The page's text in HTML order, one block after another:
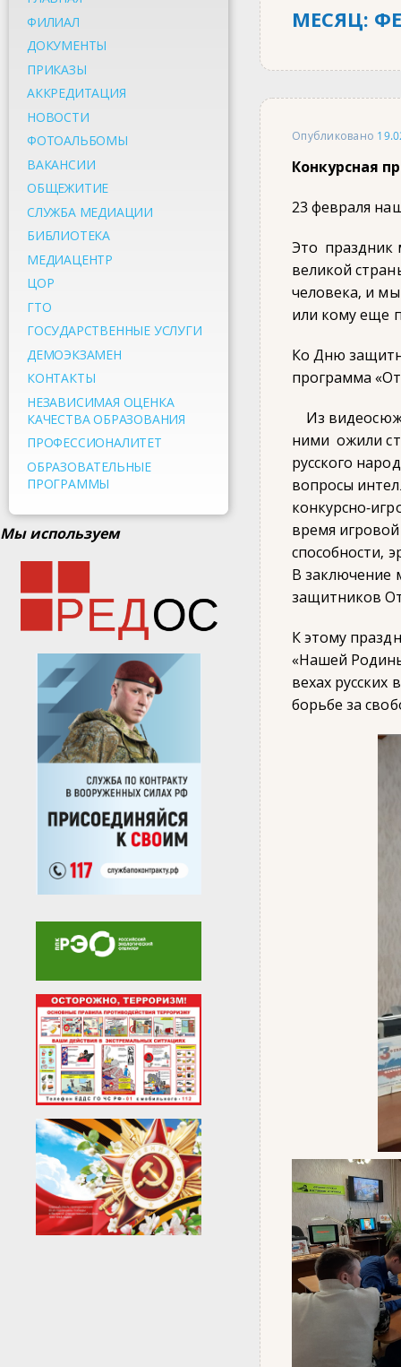
ФИЛИАЛ
ДОКУМЕНТЫ
ПРИКАЗЫ
АККРЕДИТАЦИЯ
НОВОСТИ
ФОТОАЛЬБОМЫ
ВАКАНСИИ
ОБЩЕЖИТИЕ
СЛУЖБА МЕДИАЦИИ
БИБЛИОТЕКА
МЕДИАЦЕНТР
ЦОР
ГТО
ГОСУДАРСТВЕННЫЕ УСЛУГИ
ДЕМОЭКЗАМЕН
КОНТАКТЫ
НЕЗАВИСИМАЯ ОЦЕНКА
КАЧЕСТВА ОБРАЗОВАНИЯ
ПРОФЕССИОНАЛИТЕТ
ОБРАЗОВАТЕЛЬНЫЕ
ПРОГРАММЫ
Мы используем
МЕСЯЦ:
Опубликовано
Конкурсная
23 февраля
Это праздник
великой
человека, и
или кому еще
Ко Дню
программа
Из
ними ожили
русского
вопросы
конкурсно-
время
способности,
В заключение
защитников
К этому
«Нашей
вехах
борьбе за